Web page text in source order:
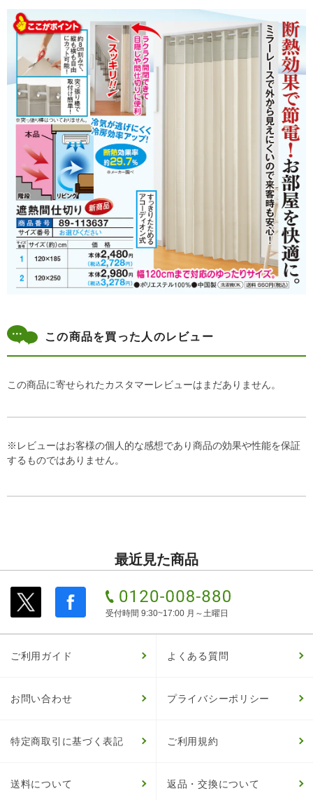
この商品を買った人のレビュー
この商品に寄せられたカスタマーレビューはまだありません。
※レビューはお客様の個人的な感想であり商品の効果や性能を保証
するものではありません。
最近見た商品
受付時間 9:30~17:00 月～土曜日
ご利用ガイド よくある質問
お問い合わせ プライバシーポリシー
特定商取引に基づく表記 ご利用規約
送料について 返品・交換について